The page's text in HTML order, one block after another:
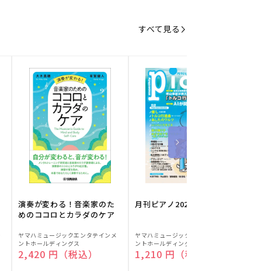
すべて見る
演奏が変わる！音楽家のた
めのココロとカラダのケア
販
売
元:
ヤマハミュージックエンタテインメ
ントホールディングス
通常価格
2,420 円（税込）
月刊ピアノ2026年8月号
販
売
元:
ヤマハミュージックエンタテインメ
ントホールディングス
通常価格
1,210 円（税込）